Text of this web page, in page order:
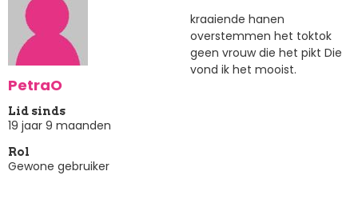
PetraO
Lid sinds
19 jaar 9 maanden
Rol
Gewone gebruiker
kraaiende hanen
overstemmen het toktok
geen vrouw die het pikt Die
vond ik het mooist.